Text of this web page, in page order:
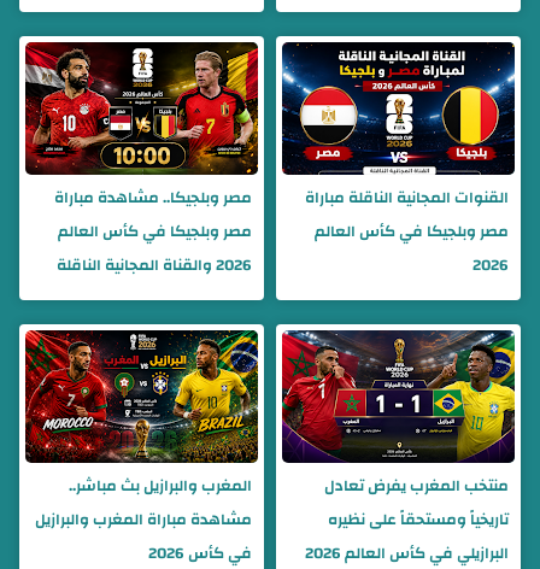
القنوات المجانية الناقلة مباراة
مصر وبلجيكا في كأس العالم
2026
مصر وبلجيكا.. مشاهدة مباراة
مصر وبلجيكا في كأس العالم
2026 والقناة المجانية الناقلة
منتخب المغرب يفرض تعادل
تاريخياً ومستحقاً على نظيره
البرازيلي في كأس العالم 2026
المغرب والبرازيل بث مباشر..
مشاهدة مباراة المغرب والبرازيل
في كأس 2026